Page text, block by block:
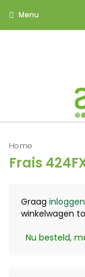
Menu
Home
Frais
Graag inloggen
winkelwagen
Nu besteld,